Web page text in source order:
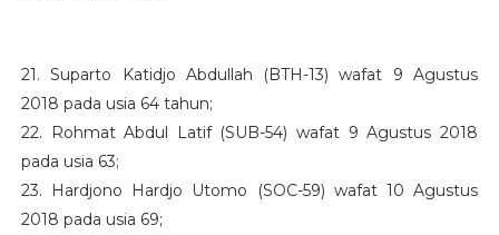
21. Suparto Katidjo Abdullah (BTH-13) wafat 9 Agustus
2018 pada usia 64 tahun;
22. Rohmat Abdul Latif (SUB-54) wafat 9 Agustus 2018
pada usia 63;
23. Hardjono Hardjo Utomo (SOC-59) wafat 10 Agustus
2018 pada usia 69;